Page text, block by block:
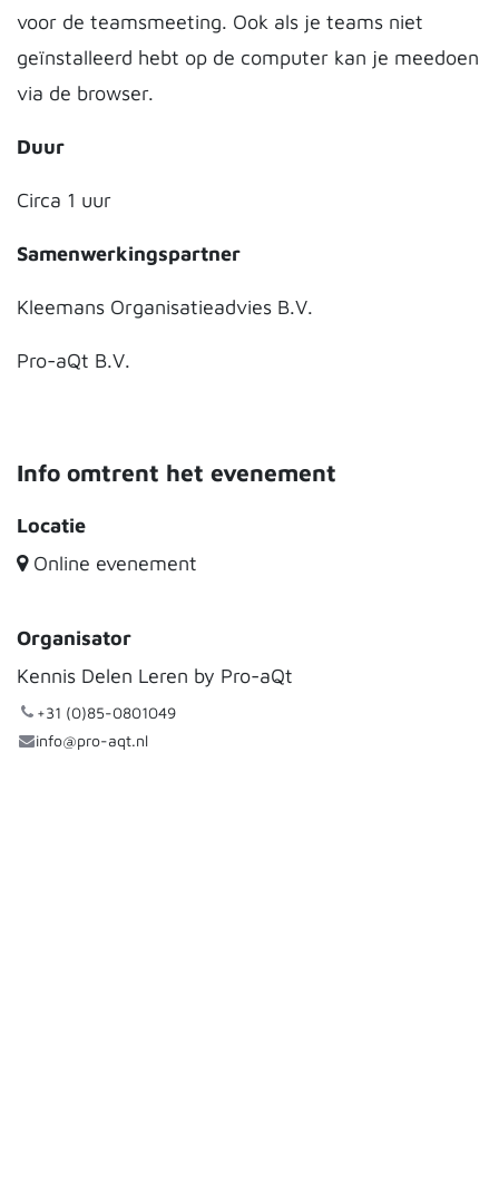
voor de teamsmeeting. Ook als je teams niet
geïnstalleerd hebt op de computer kan je meedoen
via de browser.
Duur
Circa 1 uur
Samenwerkingspartner
Kleemans Organisatieadvies B.V.
Pro-aQt B.V.
Info omtrent het evenement
Locatie
Online evenement
Organisator
Kennis Delen Leren by Pro-aQt
+31 (0)85-0801049
info@pro-aqt.nl